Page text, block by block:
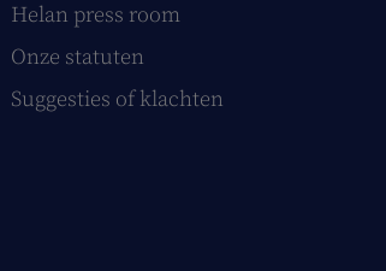
Helan press room
Onze statuten
Suggesties of klachten